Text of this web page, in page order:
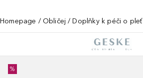
Homepage Obličej Doplňky k péči o pleť
%